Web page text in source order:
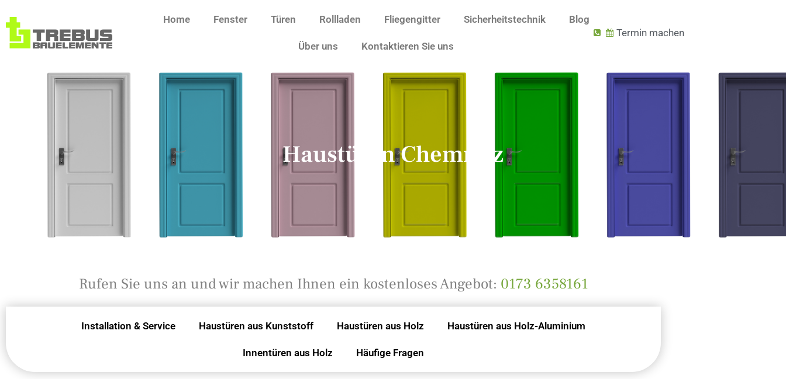
Home Fenster Türen Rollladen Fliegengitter Sicherheitstechnik Blog
Über uns Kontaktieren Sie uns
Termin machen
Haustüren Chemnitz
Rufen Sie uns an und wir machen Ihnen ein kostenloses Angebot: 0173 6358161
Installation & Service Haustüren aus Kunststoff Haustüren aus Holz Haustüren aus Holz-Aluminium
Innentüren aus Holz Häufige Fragen